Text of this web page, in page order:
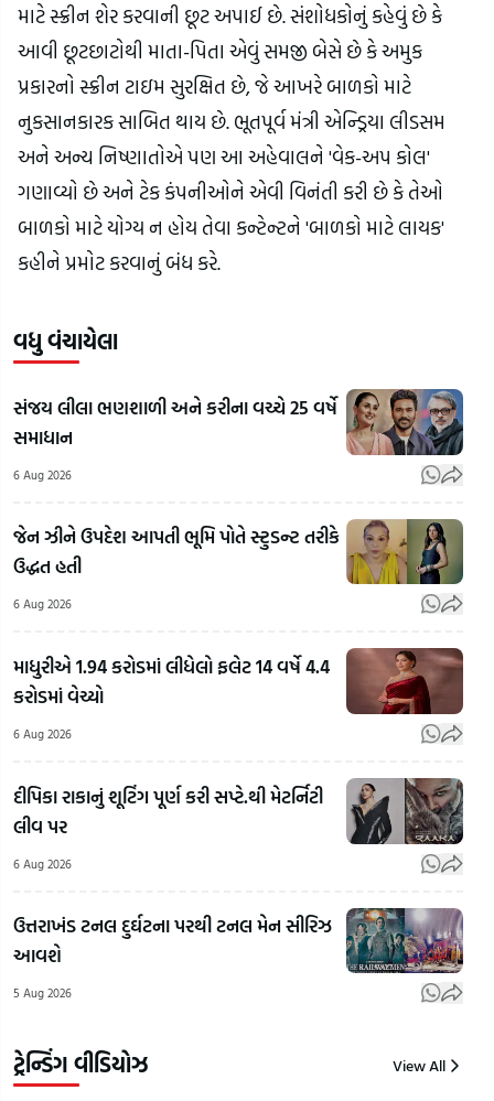
માટે સ્ક્રીન શેર કરવાની છૂટ અપાઈ છે. સંશોધકોનું કહેવું છે કે
આવી છૂટછાટોથી માતા-પિતા એવું સમજી બેસે છે કે અમુક
પ્રકારનો સ્ક્રીન ટાઇમ સુરક્ષિત છે, જે આખરે બાળકો માટે
નુકસાનકારક સાબિત થાય છે. ભૂતપૂર્વ મંત્રી એન્ડ્રિયા લીડસમ
અને અન્ય નિષ્ણાતોએ પણ આ અહેવાલને 'વેક-અપ કોલ'
ગણાવ્યો છે અને ટેક કંપનીઓને એવી વિનંતી કરી છે કે તેઓ
બાળકો માટે યોગ્ય ન હોય તેવા કન્ટેન્ટને 'બાળકો માટે લાયક'
કહીને પ્રમોટ કરવાનું બંધ કરે.
વધુ વંચાયેલા
સંજય લીલા ભણશાળી અને કરીના વચ્ચે 25 વર્ષે
સમાધાન
6 Aug 2026
જેન ઝીને ઉપદેશ આપતી ભૂમિ પોતે સ્ટુડન્ટ તરીકે
ઉદ્ધત હતી
6 Aug 2026
માધુરીએ 1.94 કરોડમાં લીધેલો ફલેટ 14 વર્ષે 4.4
કરોડમાં વેચ્યો
6 Aug 2026
દીપિકા રાકાનું શૂટિંગ પૂર્ણ કરી સપ્ટે.થી મેટર્નિટી
લીવ પર
6 Aug 2026
ઉત્તરાખંડ ટનલ દુર્ઘટના પરથી ટનલ મેન સીરિઝ
આવશે
5 Aug 2026
ટ્રેન્ડિંગ વીડિયોઝ View All
નજીવી
બોલાચાલીમાં
લોહિયાળ
ખેલ!
સ્પા મેનેજરને
ચોથા માળેથી
દેનારા 4
પકડાયા
7
Ranautના
સૂર
શબ્દ